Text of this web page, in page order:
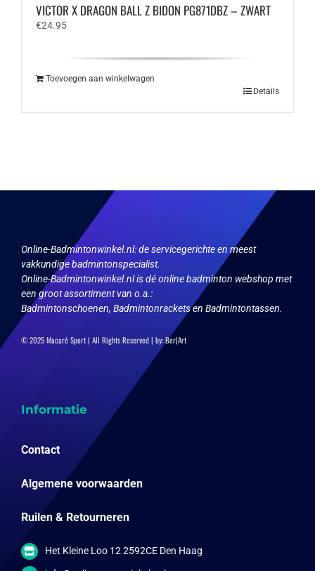
VICTOR X DRAGON BALL Z BIDON PG871DBZ – ZWART
€24.95
Toevoegen aan winkelwagen
Details
Online-Badmintonwinkel.nl:de servicegerichte en meest
vakkundige badmintonspecialist.
Online-Badmintonwinkel.nl is dé online badminton webshop met
een groot assortiment van o.a.:
Badmintonschoenen, Badmintonrackets en Badmintontassen.
© 2025 Macaré Sport | All Rights Reserved | by:Ber|Art
Informatie
Contact
Algemene voorwaarden
Ruilen & Retourneren
Het Kleine Loo 12 2592CE Den Haag